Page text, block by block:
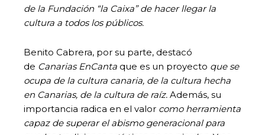
de la Fundación “la Caixa” de hacer llegar la
cultura a todos los públicos.
Benito Cabrera, por su parte, destacó
de Canarias EnCanta que es un proyecto que se
ocupa de la cultura canaria, de la cultura hecha
en Canarias, de la cultura de raíz. Además, su
importancia radica en el valor como herramienta
capaz de superar el abismo generacional para